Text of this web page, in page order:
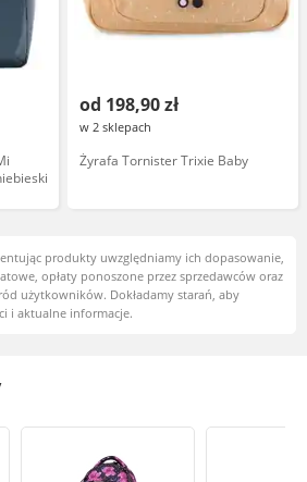
od 198,90 zł
w 2 sklepach
Żyrafa Tornister Trixie Baby
produkty uwzględniamy ich dopasowanie,
opłaty ponoszone przez sprzedawców oraz
użytkowników. Dokładamy starań, aby
i aktualne informacje.